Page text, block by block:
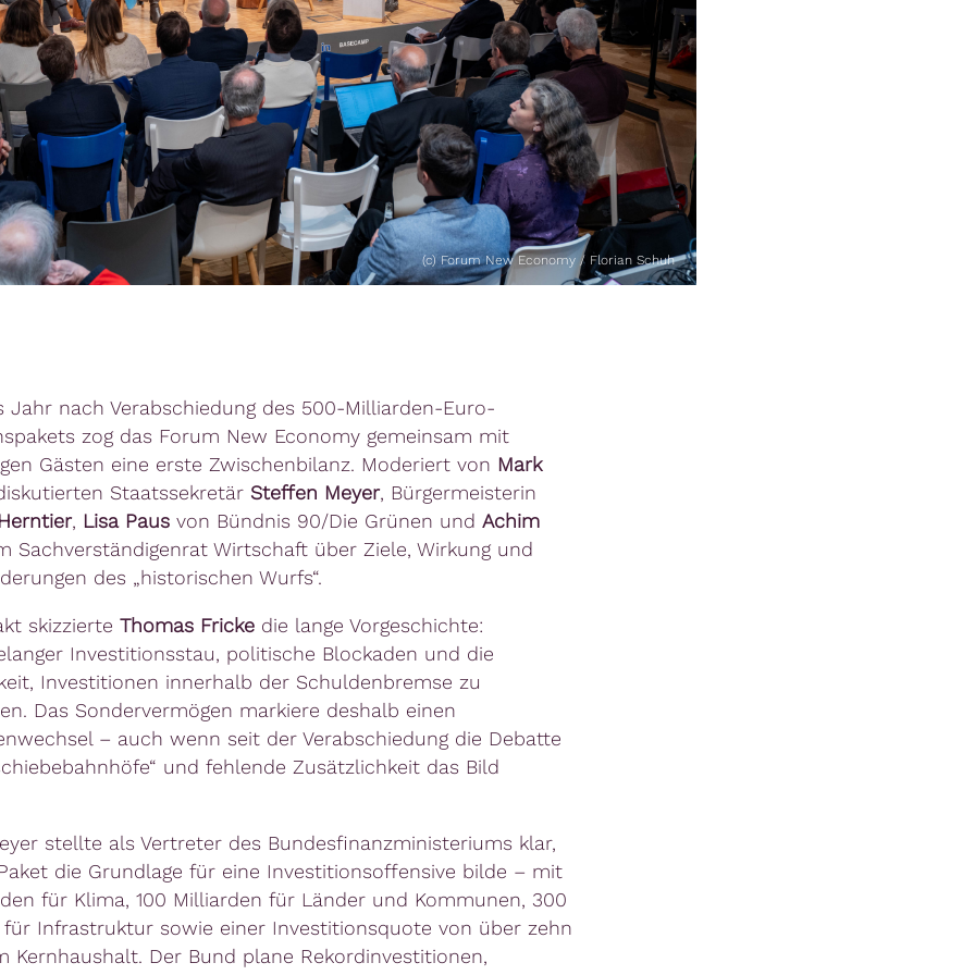
(c) Forum New Economy / Florian Schuh
Jahr nach Verabschiedung des 500-Milliarden-Euro-
zog das Forum New Economy gemeinsam mit
Gästen eine erste Zwischenbilanz. Moderiert von Mark
Staatssekretär Steffen Meyer, Bürgermeisterin
, Lisa Pausvon Bündnis 90/Die Grünen und Achim
Sachverständigenrat Wirtschaft über Ziele, Wirkung und
des „historischen Wurfs“.
skizzierte Thomas Frickedie lange Vorgeschichte:
Investitionsstau, politische Blockaden und die
Investitionen innerhalb der Schuldenbremse zu
Das Sondervermögen markiere deshalb einen
– auch wenn seit der Verabschiedung die Debatte
und fehlende Zusätzlichkeit das Bild
stellte als Vertreter des Bundesfinanzministeriums klar,
die Grundlage für eine Investitionsoffensive bilde – mit
für Klima, 100 Milliarden für Länder und Kommunen, 300
Infrastruktur sowie einer Investitionsquote von über zehn
Kernhaushalt. Der Bund plane Rekordinvestitionen,